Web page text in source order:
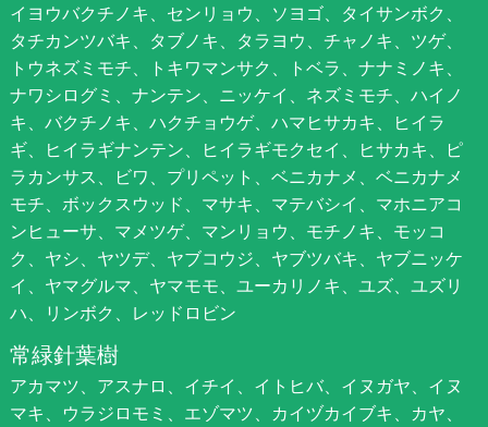
イヨウバクチノキ、センリョウ、ソヨゴ、タイサンボク、
タチカンツバキ、タブノキ、タラヨウ、チャノキ、ツゲ、
トウネズミモチ、トキワマンサク、トベラ、ナナミノキ、
ナワシログミ、ナンテン、ニッケイ、ネズミモチ、ハイノ
キ、バクチノキ、ハクチョウゲ、ハマヒサカキ、ヒイラ
ギ、ヒイラギナンテン、ヒイラギモクセイ、ヒサカキ、ピ
ラカンサス、ビワ、プリペット、ベニカナメ、ベニカナメ
モチ、ボックスウッド、マサキ、マテバシイ、マホニアコ
ンヒューサ、マメツゲ、マンリョウ、モチノキ、モッコ
ク、ヤシ、ヤツデ、ヤブコウジ、ヤブツバキ、ヤブニッケ
イ、ヤマグルマ、ヤマモモ、ユーカリノキ、ユズ、ユズリ
ハ、リンボク、レッドロビン
常緑針葉樹
アカマツ、アスナロ、イチイ、イトヒバ、イヌガヤ、イヌ
マキ、ウラジロモミ、エゾマツ、カイヅカイブキ、カヤ、